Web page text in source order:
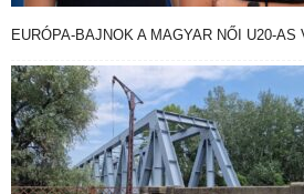
EURÓPA-BAJNOK A MAGYAR NŐI U20-AS